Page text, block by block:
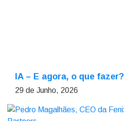
IA – E agora, o que fazer?
29 de Junho, 2026